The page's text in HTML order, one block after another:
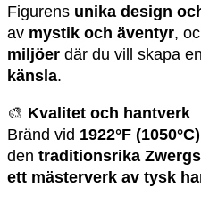
Figurens unika design
av mystik och äventyr,
miljöer där du vill skapa en
känsla.
🎨 Kvalitet och hantverk
Bränd vid 1922°F (1050°C)
den traditionsrika
ett mästerverk av tysk